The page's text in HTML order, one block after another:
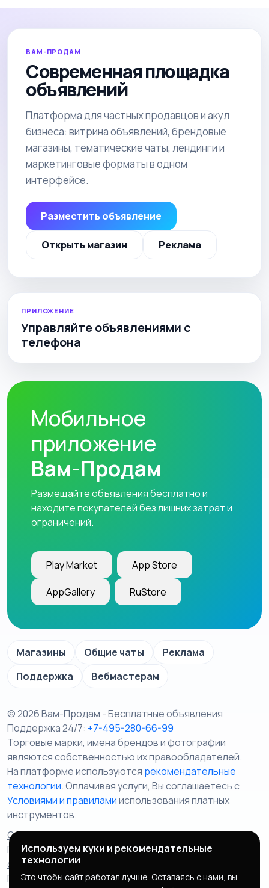
ВАМ-ПРОДАМ
Современная площадка
объявлений
Платформа для частных продавцов и акул
бизнеса: витрина объявлений, брендовые
магазины, тематические чаты, лендинги и
маркетинговые форматы в одном
интерфейсе.
Разместить объявление
Открыть магазин Реклама
ПРИЛОЖЕНИЕ
Управляйте объявлениями с
телефона
Мобильное
приложение
Вам-Продам
Размещайте объявления бесплатно и
находите покупателей без лишних затрат и
ограничений.
Play Market App Store
AppGallery RuStore
Магазины Общие чаты
Реклама
Поддержка
Вебмастерам
© 2026 Вам-Продам - Бесплатные объявления
Поддержка 24/7: +7-495-280-66-99
Торговые марки, имена брендов и фотографии
являются собственностью их правообладателей.
На платформе используются рекомендательные
технологии. Оплачивая услуги, Вы соглашаетесь c
Условиями и правиламииспользования платных
инструментов.
Отказ от ответственности
Правила сервиса
Политика конфиденциальности
Пользовательское
соглашение
Запрещенные товары/услуги
Правообладателям
Партнерская программа
Используем куки и рекомендательные
технологии
Это чтобы сайт работал лучше. Оставаясь с нами, вы